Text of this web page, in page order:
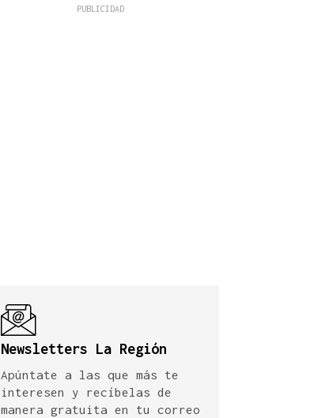
Newsletters La Región
Apúntate a las que más te
interesen y recíbelas de
manera gratuita en tu correo